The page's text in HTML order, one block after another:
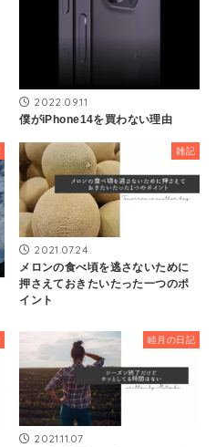
2022.09.11
僕がiPhone14を買わない理由
雑記
2021.07.24
メロンの食べ頃を逃さないために
押さえておきたいたった一つのポ
イント
睦月の日記
2021.11.07